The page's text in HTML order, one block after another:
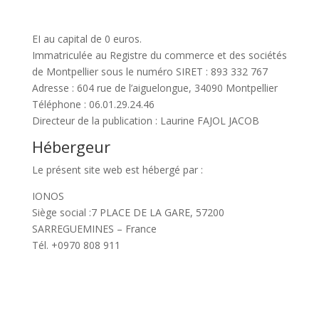
EI au capital de 0 euros.
Immatriculée au Registre du commerce et des sociétés
de Montpellier sous le numéro SIRET : 893 332 767
Adresse : 604 rue de l’aiguelongue, 34090 Montpellier
Téléphone : 06.01.29.24.46
Directeur de la publication : Laurine FAJOL JACOB
Hébergeur
Le présent site web est hébergé par :
IONOS
Siège social :7 PLACE DE LA GARE, 57200
SARREGUEMINES – France
Tél. +0970 808 911